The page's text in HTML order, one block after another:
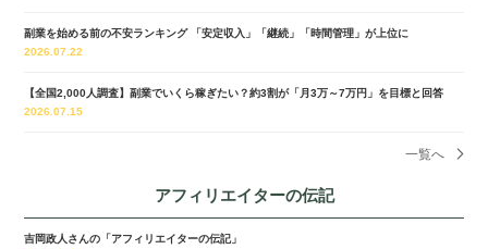
副業を始める前の不安ランキング 「安定収入」「継続」「時間管理」が上位に
2026.07.22
【全国2,000人調査】副業でいくら稼ぎたい？約3割が「月3万～7万円」を目標と回答
2026.07.15
一覧へ
アフィリエイターの伝記
吉岡政人さんの「アフィリエイターの伝記」